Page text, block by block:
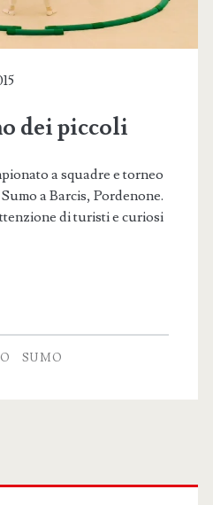
dei piccoli
a squadre e torneo
a Barcis, Pordenone.
di turisti e curiosi
SUMO